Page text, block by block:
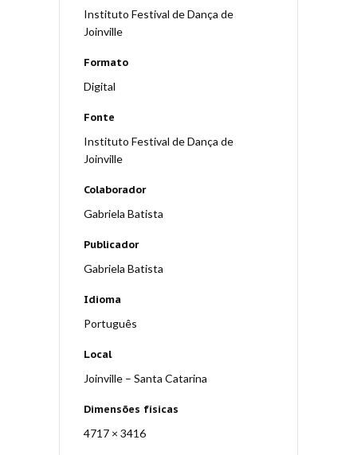
Instituto Festival de Dança de
Joinville
Formato
Digital
Fonte
Instituto Festival de Dança de
Joinville
Colaborador
Gabriela Batista
Publicador
Gabriela Batista
Idioma
Português
Local
Joinville – Santa Catarina
Dimensões físicas
4717 × 3416